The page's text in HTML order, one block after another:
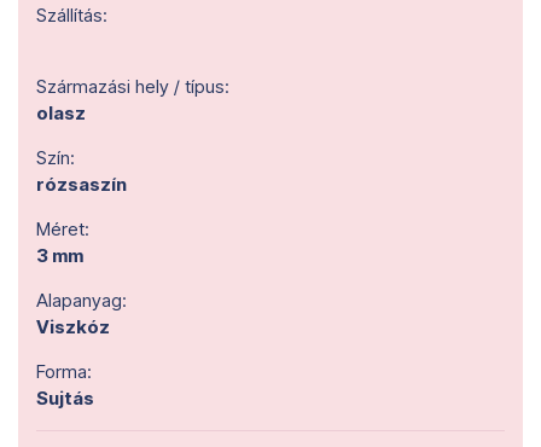
Szállítás:
Származási hely / típus:
olasz
Szín:
rózsaszín
Méret:
3 mm
Alapanyag:
Viszkóz
Forma:
Sujtás